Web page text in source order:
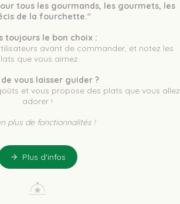
tous les gourmands, les gourmets, les
de la fourchette."
toujours le bon choix :
que vous aimez.
de vous laisser guider ?
et vous propose des plats que vous allez
adorer !
plus de fonctionnalités !
Plus d'infos